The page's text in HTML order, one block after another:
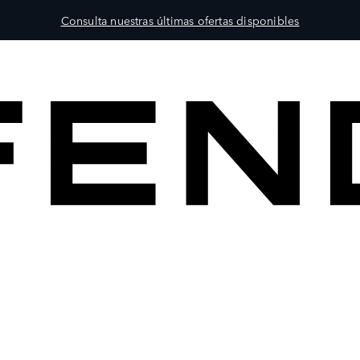
Consulta nuestras últimas ofertas disponibles